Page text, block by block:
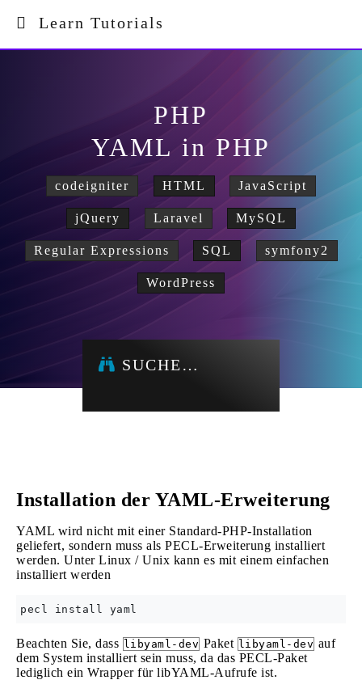
Learn Tutorials
PHP
YAML in PHP
codeigniter HTML JavaScript
jQuery Laravel MySQL
Regular Expressions SQL symfony2
WordPress
SUCHE…
Installation der YAML-Erweiterung
YAML wird nicht mit einer Standard-PHP-Installation
geliefert, sondern muss als PECL-Erweiterung installiert
werden. Unter Linux / Unix kann es mit einem einfachen
installiert werden
Beachten Sie, dass libyaml-dev Paket libyaml-dev auf
dem System installiert sein muss, da das PECL-Paket
lediglich ein Wrapper für libYAML-Aufrufe ist.